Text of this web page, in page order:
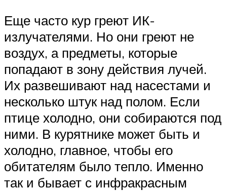
Еще часто кур греют ИК-
излучателями. Но они греют не
воздух, а предметы, которые
попадают в зону действия лучей.
Их развешивают над насестами и
несколько штук над полом. Если
птице холодно, они собираются под
ними. В курятнике может быть и
холодно, главное, чтобы его
обитателям было тепло. Именно
так и бывает с инфракрасным